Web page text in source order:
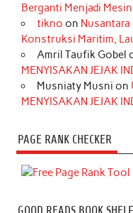
Berganti Menjadi
tikno on
Konstruksi Maritim,
Amril Taufik Gobel
MENYISAKAN JEJAK
Musniaty Musni on
MENYISAKAN JEJAK
PAGE RANK CHECKER